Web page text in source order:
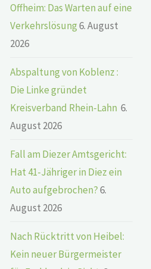
Offheim: Das Warten auf eine
Verkehrslösung6. August
2026
Abspaltung von Koblenz :
Die Linke gründet
Kreisverband Rhein-Lahn 6.
August 2026
Fall am Diezer Amtsgericht:
Hat 41-Jähriger in Diez ein
Auto aufgebrochen?6.
August 2026
Nach Rücktritt von Heibel:
Kein neuer Bürgermeister